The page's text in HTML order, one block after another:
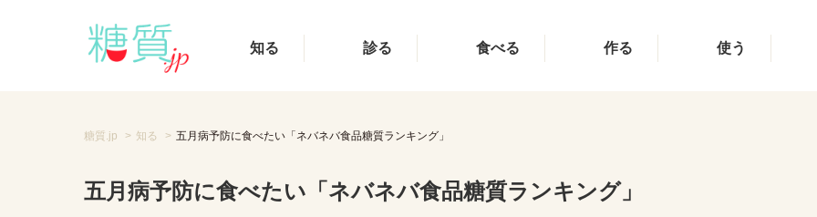
知る 診る 食べる 作る 使う
糖質.jp 知る 五月病予防に食べたい「ネバネバ食品糖質ランキング」
五月病予防に食べたい「ネバネバ食品糖質ランキング」